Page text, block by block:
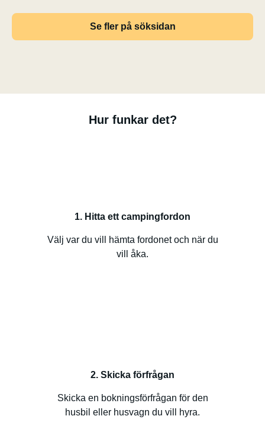
Se fler på söksidan
Hur funkar det?
1. Hitta ett campingfordon
Välj var du vill hämta fordonet och när du
vill åka.
2. Skicka förfrågan
Skicka en bokningsförfrågan för den
husbil eller husvagn du vill hyra.